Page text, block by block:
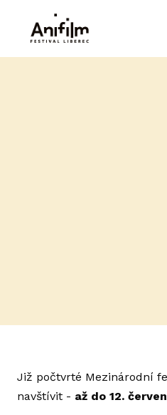
Již počtvrté Mezinárodní
navštívit - až do 12.